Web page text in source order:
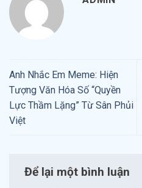
Anh Nhắc Em Meme: Hiện
Tượng Văn Hóa Số “Quyền
Lực Thầm Lặng” Từ Sân Phủi
Việt
Để lại một bình luận